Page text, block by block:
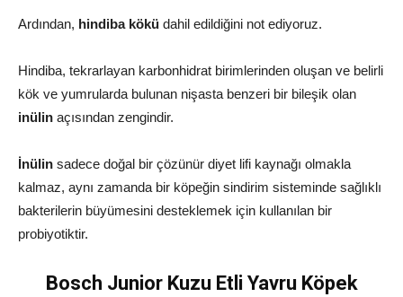
Ardından, hindiba kökü dahil edildiğini not ediyoruz.
Hindiba, tekrarlayan karbonhidrat birimlerinden oluşan ve belirli
kök ve yumrularda bulunan nişasta benzeri bir bileşik olan
inülin açısından zengindir.
İnülin sadece doğal bir çözünür diyet lifi kaynağı olmakla
kalmaz, aynı zamanda bir köpeğin sindirim sisteminde sağlıklı
bakterilerin büyümesini desteklemek için kullanılan bir
probiyotiktir.
Bosch Junior Kuzu Etli Yavru Köpek